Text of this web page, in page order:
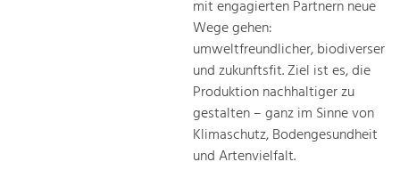
Steigerung regionaler Wertschöpfungmit engagierten Partnern neue
Wege gehen:
umweltfreundlicher, biodiverser
und zukunftsfit. Ziel ist es, die
Produktion nachhaltiger zu
gestalten – ganz im Sinne von
Klimaschutz, Bodengesundheit
und Artenvielfalt.